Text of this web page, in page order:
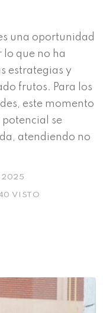
una oportunidad
que no ha
estrategias y
frutos. Para los
este momento
potencial se
atendiendo no
2025
VISTO